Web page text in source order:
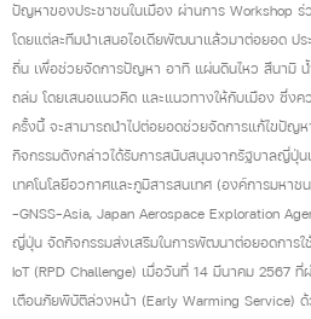
ปัญหาของประชาชนในเมือง ผ่านการ Workshop
โดยแต่ละทีมนำเสนอไอเดียพัฒนาแล้วมาต่อยอด ป
ถิ่น เพื่อช่วยจัดการปัญหา อาทิ แผ่นดินไหว สึนามิ
ถล่ม โดยเสนอแนวคิด และแนวทางให้กับเมือง ซึ่งค
ครั้งนี้ จะสามารถนำไปต่อยอดช่วยจัดการแก้ไขปัญห
กิจกรรมดังกล่าวได้รับการสนับสนุนจากรัฐบาลญี่ปุ่
เทคโนโลยีอวกาศและภูมิสารสนเทศ (องค์การมหาช
-GNSS-Asia, Japan Aerospace Exploration
ญี่ปุ่น จัดกิจกรรมส่งเสริมในการพัฒนาต่อยอดการใ
IoT (RPD Challenge) เมื่อวันที่ 14 มีนาคม 2567
เตือนภัยพิบัติล่วงหน้า (Early Warming Service)